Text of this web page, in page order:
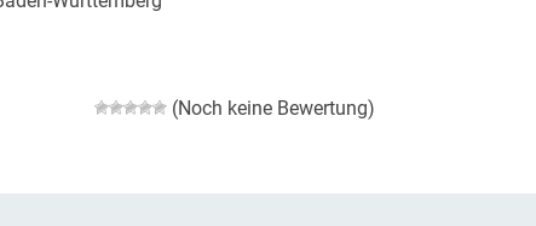
(Noch keine Bewertung)